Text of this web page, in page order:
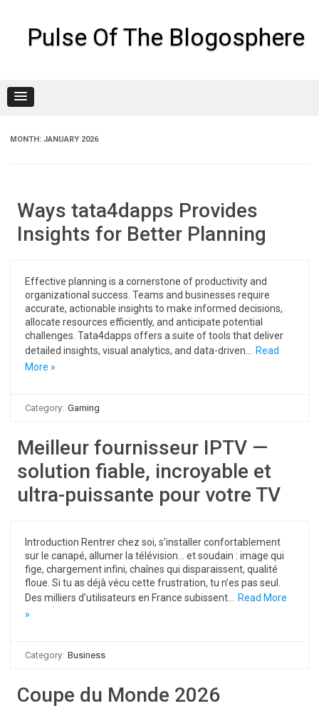
Pulse Of The Blogosphere
MONTH: JANUARY 2026
Ways tata4dapps Provides
Insights for Better Planning
Effective planning is a cornerstone of productivity and
organizational success. Teams and businesses require
accurate, actionable insights to make informed decisions,
allocate resources efficiently, and anticipate potential
challenges. Tata4dapps offers a suite of tools that deliver
detailed insights, visual analytics, and data-driven…
Read
More »
Category: Gaming
Meilleur fournisseur IPTV —
solution fiable, incroyable et
ultra-puissante pour votre TV
Introduction Rentrer chez soi, s’installer confortablement
sur le canapé, allumer la télévision… et soudain : image qui
fige, chargement infini, chaînes qui disparaissent, qualité
floue. Si tu as déjà vécu cette frustration, tu n’es pas seul.
Des milliers d’utilisateurs en France subissent…
Read More
»
Category: Business
Coupe du Monde 2026